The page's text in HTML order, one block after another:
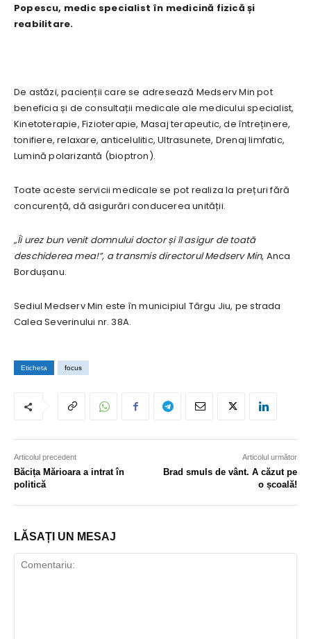
Popescu, medic specialist în medicină fizică și
reabilitare.
De astăzi, pacienții care se adresează Medserv Min pot
beneficia și de consultații medicale ale medicului specialist,
Kinetoterapie, Fizioterapie, Masaj terapeutic, de întreținere,
tonifiere, relaxare, anticelulitic, Ultrasunete, Drenaj limfatic,
Lumină polarizantă (bioptron).
Toate aceste servicii medicale se pot realiza la prețuri fără
concurență, dă asigurări conducerea unității.
„Îi urez bun venit domnului doctor și îl asigur de toată
deschiderea mea!”, a transmis directorul Medserv Min, Anca
Bordușanu.
Sediul Medserv Min este în municipiul Târgu Jiu, pe strada
Calea Severinului nr. 38A.
Eticheta focus
Articolul precedent
Băcița Mărioara a intrat în
politică
Articolul următor
Brad smuls de vânt. A căzut pe
o școală!
LĂSAȚI UN MESAJ